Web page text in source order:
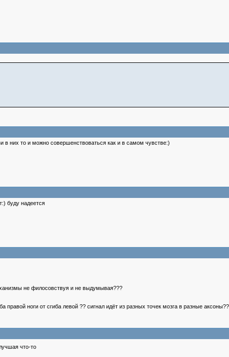
в них то и можно совершенствоваться как и в самом чувстве:)
буду надеется
не филосовствуя и не выдумывая???
правой ноги от сгиба левой ?? сигнал идёт из разных точек мозга в разные
что-то